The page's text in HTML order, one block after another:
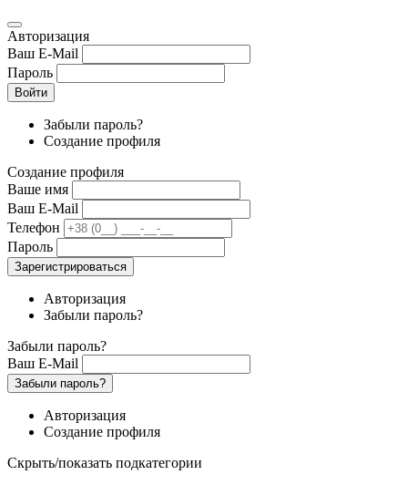
Авторизация
Ваш E-Mail
Пароль
Войти
Забыли пароль?
Создание профиля
Создание профиля
Ваше имя
Ваш E-Mail
Телефон
Пароль
Зарегистрироваться
Авторизация
Забыли пароль?
Забыли пароль?
Ваш E-Mail
Забыли пароль?
Авторизация
Создание профиля
Скрыть/показать подкатегории